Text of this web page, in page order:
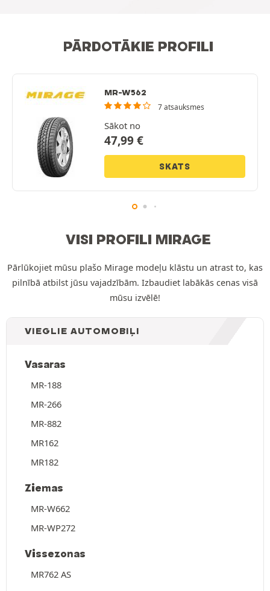
PĀRDOTĀKIE PROFILI
MR-W562
7 atsauksmes
Sākot no
47,99€
SKATS
VISI PROFILI MIRAGE
Pārlūkojiet mūsu plašo Mirage modeļu klāstu un atrast to, kas
pilnībā atbilst jūsu vajadzībām. Izbaudiet labākās cenas visā
mūsu izvēlē!
VIEGLIE AUTOMOBIĻI
Vasaras
MR-188
MR-266
MR-882
MR162
MR182
Ziemas
MR-W662
MR-WP272
Vissezonas
MR762 AS